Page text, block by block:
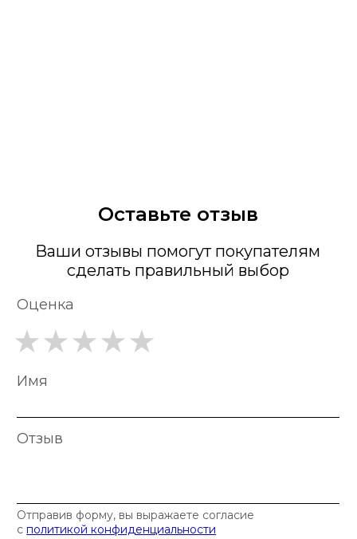
Оставьте отзыв
Ваши отзывы помогут покупателям
сделать правильный выбор
Оценка
Имя
Отзыв
Отправив форму, вы выражаете согласие
сполитикой конфиденциальности